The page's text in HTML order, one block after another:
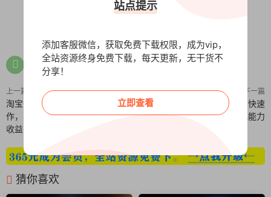
上一篇
淘宝无人直播带货全新技术8.0操
作，不违规，不封号，当天开播见
收益
下一篇
小红书流量提升班，帮助学员快速
入局小红书，教你升级变现能力
猜你喜欢
站点提示
添加客服微信，获取免费下载权限，成为vip，
全站资源终身免费下载，每天更新，无干货不
分享！
立即查看